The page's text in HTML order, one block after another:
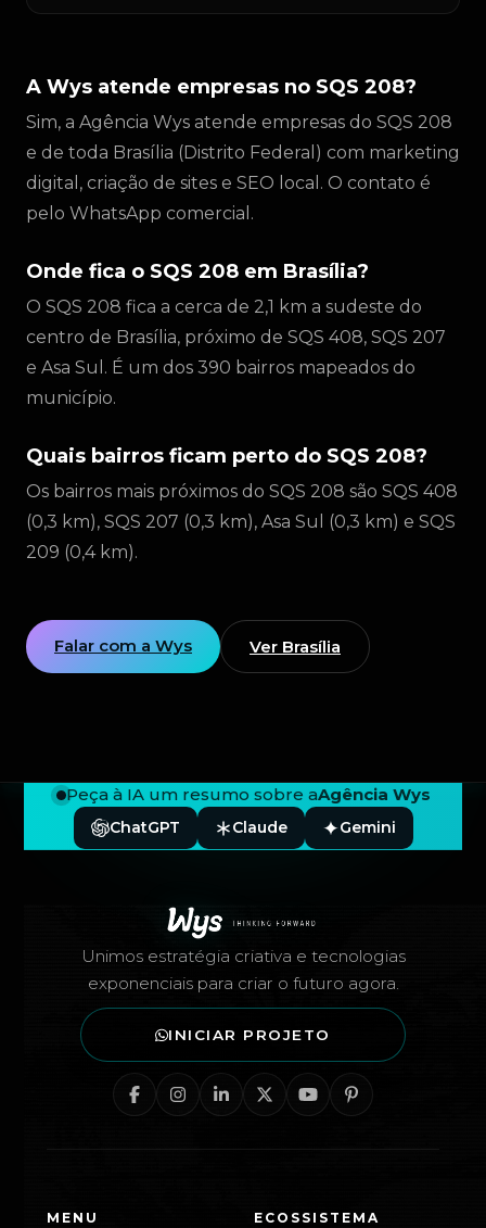
A Wys atende empresas no SQS 208?
Sim, a Agência Wys atende empresas do SQS 208
e de toda Brasília (Distrito Federal) com marketing
digital, criação de sites e SEO local. O contato é
pelo WhatsApp comercial.
Onde fica o SQS 208 em Brasília?
O SQS 208 fica a cerca de 2,1 km a sudeste do
centro de Brasília, próximo de SQS 408, SQS 207
e Asa Sul. É um dos 390 bairros mapeados do
município.
Quais bairros ficam perto do SQS 208?
Os bairros mais próximos do SQS 208 são SQS 408
(0,3 km), SQS 207 (0,3 km), Asa Sul (0,3 km) e SQS
209 (0,4 km).
Falar com a Wys Ver Brasília
Peça à IA um resumo sobre aAgência Wys
ChatGPT Claude Gemini
Unimos estratégia criativa e tecnologias
exponenciais para criar o futuro agora.
INICIAR PROJETO
MENU ECOSSISTEMA